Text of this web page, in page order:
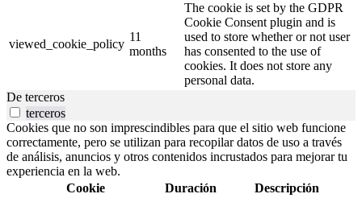
viewed_cookie_policy
11
months
The cookie is set by the GDPR
Cookie Consent plugin and is
used to store whether or not user
has consented to the use of
cookies. It does not store any
personal data.
De terceros
terceros
Cookies que no son imprescindibles para que el sitio web funcione
correctamente, pero se utilizan para recopilar datos de uso a través
de análisis, anuncios y otros contenidos incrustados para mejorar tu
experiencia en la web.
Cookie
Duración Descripción